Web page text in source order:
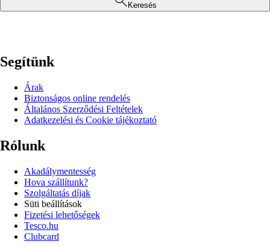
Keresés
Segítünk
Árak
Biztonságos online rendelés
Általános Szerződési Feltételek
Adatkezelési és Cookie tájékoztató
Rólunk
Akadálymentesség
Hova szállítunk?
Szolgáltatás díjak
Süti beállítások
Fizetési lehetőségek
Tesco.hu
Clubcard